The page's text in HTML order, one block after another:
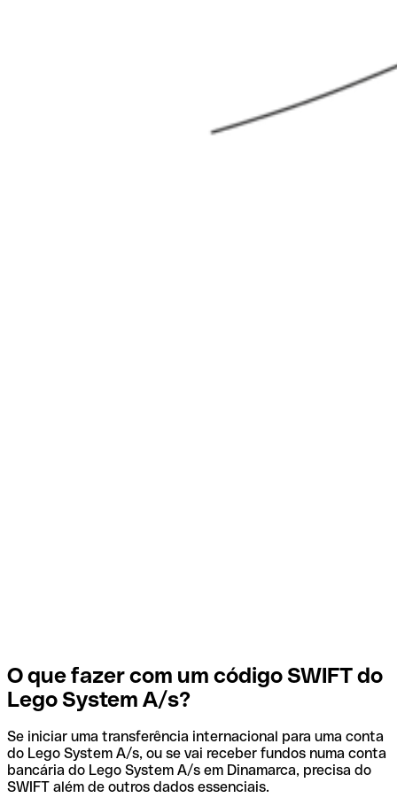
O que fazer com um código SWIFT do
Lego System A/s?
Se iniciar uma transferência internacional para uma conta
do Lego System A/s, ou se vai receber fundos numa conta
bancária do Lego System A/s em Dinamarca, precisa do
SWIFT além de outros dados essenciais.